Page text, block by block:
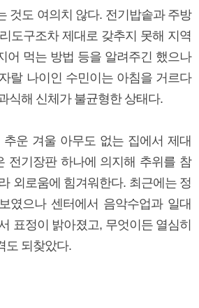
것도 여의치 않다. 전기밥솥과 주방
도구조차 제대로 갖추지 못해 지역
어 먹는 방법 등을 알려주긴 했으나
랄 나이인 수민이는 아침을 거르다
식해 신체가 불균형한 상태다.
운 겨울 아무도 없는 집에서 제대
전기장판 하나에 의지해 추위를 참
외로움에 힘겨워한다. 최근에는 정
였으나 센터에서 음악수업과 일대
표정이 밝아졌고, 무엇이든 열심히
도 되찾았다.